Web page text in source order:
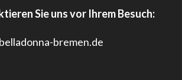
Sie uns vor Ihrem Besuch:
bremen.de